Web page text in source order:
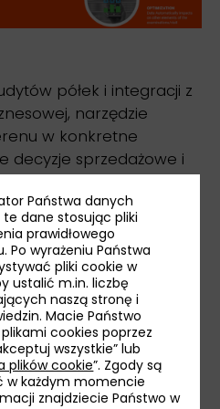
półek i integracji z
narzędzie
w konkretne
decyzje sprzedażowe i
rynkowe.
wzrostu w Maroku
konkluzji z badania była
produktów w obu
sklepów w Polsce,
oferują o około 40%
kategoriach
większa w
Państwa danych
dane stosując pliki
prawidłowego
Po wyrażeniu Państwa
pliki cookie w
ustalić m.in. liczbę
naszą stronę i
Macie Państwo
cookies poprzez
wszystkie” lub
plików cookie”. Zgody są
w każdym momencie
znajdziecie Państwo w